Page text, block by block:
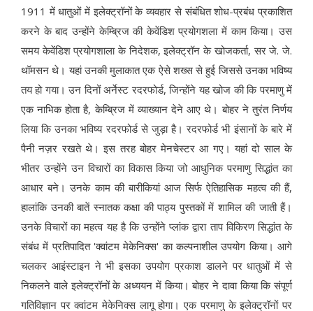
1911 में धातुओं में इलेक्ट्रॉनों के व्यवहार से संबंधित शोध-प्रबंध प्रकाशित
करने के बाद उन्होंने केम्ब्रिज की केवेंडिश प्रयोगशला में काम किया। उस
समय केवेंडिश प्रयोगशाला के निदेशक, इलेक्ट्रॉन के खोजकर्ता, सर जे. जे.
थॉमसन थे। यहां उनकी मुलाकात एक ऐसे शख्स से हुई जिससे उनका भविष्य
तय हो गया। उन दिनों अर्नेस्ट रदरफोर्ड, जिन्होंने यह खोज की कि परमाणु में
एक नाभिक होता है, केम्ब्रिज में व्याख्यान देने आए थे ।बोहर ने तुरंत निर्णय
लिया कि उनका भविष्य रदरफोर्ड से जुड़ा है। रदरफोर्ड भी इंसानों के बारे में
पैनी नज़र रखते थे। इस तरह बोहर मेनचेस्टर आ गए। यहां दो साल के
भीतर उन्होंने उन विचारों का विकास किया जो आधुनिक परमाणु सिद्धांत का
आधार बने। उनके काम की बारीकियां आज सिर्फ ऐतिहासिक महत्व की हैं,
हालांकि उनकी बातें स्नातक कक्षा की पाठ्य पुस्तकों में शामिल की जाती हैं।
उनके विचारों का महत्व यह है कि उन्होंने प्लांक द्वारा ताप विकिरण सिद्धांत के
संबंध में प्रतिपादित 'क्वांटम मेकेनिक्स' का कल्पनाशील उपयोग किया। आगे
चलकर आइंस्टाइन ने भी इसका उपयोग प्रकाश डालने पर धातुओं में से
निकलने वाले इलेक्ट्रॉनों के अध्ययन में किया। बोहर ने दावा किया कि संपूर्ण
गतिविज्ञान पर क्वांटम मेकेनिक्स लागू होगा। एक परमाणु के इलेक्ट्रॉनों पर